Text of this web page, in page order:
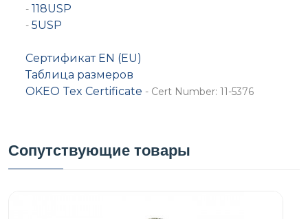
- 118USP
- 5USP
Сертификат EN (EU)
Таблица размеров
OKEO Tex Certificate - Cert Number: 11-5376
Сопутствующие товары